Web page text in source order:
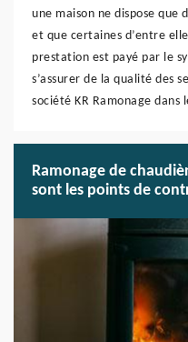
une maison ne dispose que
et que certaines d’entre
prestation est payé par le
s’assurer de la qualité des
société KR Ramonage dans
Ramonage de
sont les points de